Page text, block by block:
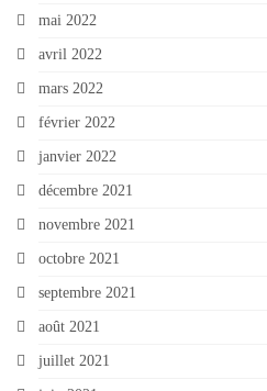
mai 2022
avril 2022
mars 2022
février 2022
janvier 2022
décembre 2021
novembre 2021
octobre 2021
septembre 2021
août 2021
juillet 2021